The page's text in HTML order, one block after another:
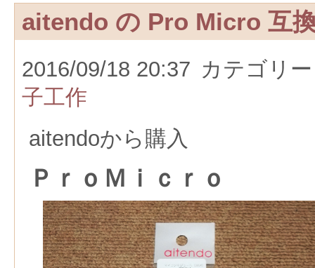
aitendo の Pro Micro 互
2016/09/18 20:37 カテゴリ
子工作
aitendoから購入
ＰｒｏＭｉｃｒｏ